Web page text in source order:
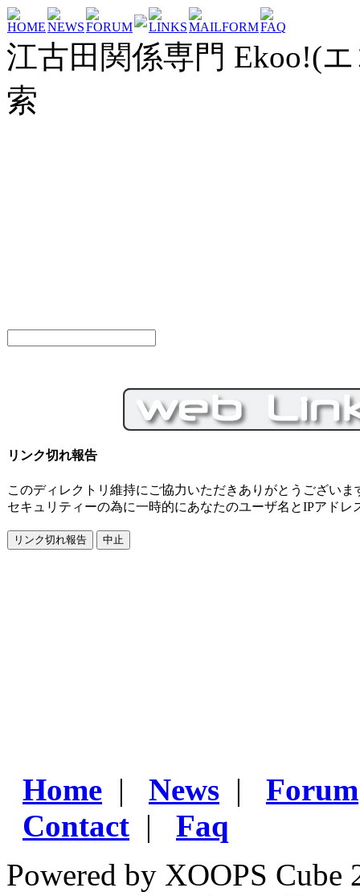
HOMENEWSFORUM LINKSMAILFORMFAQ
江古田関係専門 Ekoo!(
索
リンク切れ報告
このディレクトリ維持にご協力いただきありがとうございま
セキュリティーの為に一時的にあなたのユーザ名とIPアドレ
Home | News | Forum
Contact | Faq
Powered by XOOPS